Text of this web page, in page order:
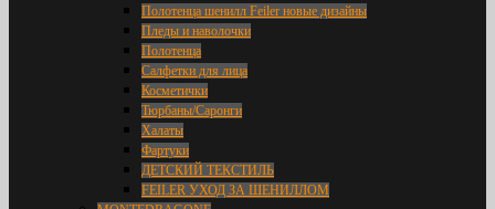
Полотенца шенилл Feiler новые дизайны
Пледы и наволочки
Полотенца
Салфетки для лица
Косметички
Тюрбаны/Саронги
Халаты
Фартуки
ДЕТСКИЙ ТЕКСТИЛЬ
FEILER УХОД ЗА ШЕНИЛЛОМ